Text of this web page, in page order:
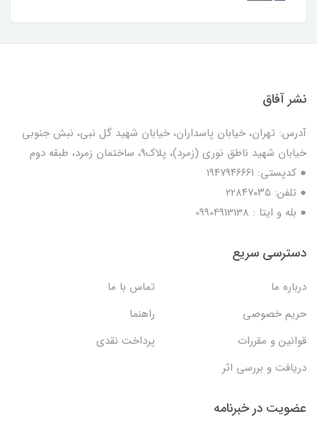
نشر آفاق
آدرس: تهران، خیابان پاسداران، خیابان شهید گل نبی، نبش جنوبی
خیابان شهید ناطق نوری (زمرد)، پلاک9، ساختمان زمرد، طبقه دوم
● کدپستی: ۱۹۴۷۹۴۶۶۶۱
● تلفن: ٢٢٨۴٧۰۳۵
● بله و ایتا : 09904913138
دسترسی سریع
درباره ما
تماس با ما
حریم خصوصی
راهنما
قوانین و مقررات
پرداخت نقدی
دریافت و بررسی اثر
عضویت در خبرنامه